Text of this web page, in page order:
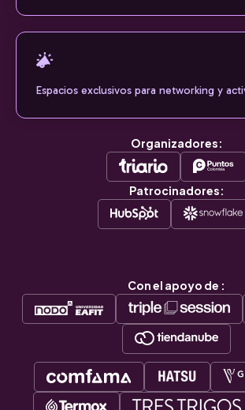
Espacios exclusivos para networking y
Organizadores:
Patrocinadores:
Con el apoyo de :